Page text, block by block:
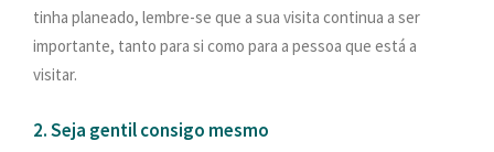
tinha planeado, lembre-se que a sua visita continua a ser
importante, tanto para si como para a pessoa que está a
visitar.
2. Seja gentil consigo mesmo